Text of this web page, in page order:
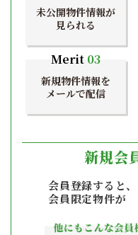
未公開物件情報が
見られる
Merit 03
新規物件情報を
メールで配信
新規会
会員登録すると、
会員限定物件が